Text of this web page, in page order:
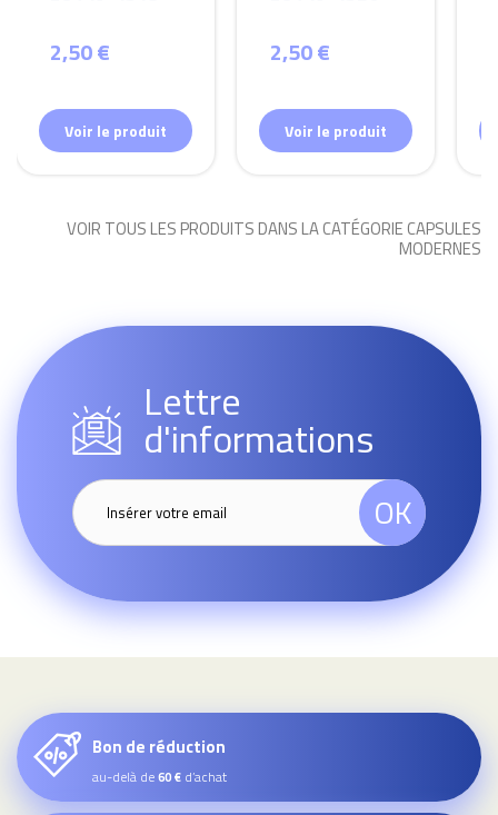
2,50 €
Voir le produit
2,50 €
Voir le produit
VOIR TOUS LES PRODUITS DANS LA CATÉGORIE CAPSULES
MODERNES
Lettre
d'informations
OK
Bon de réduction
au-delà de60 € d’achat